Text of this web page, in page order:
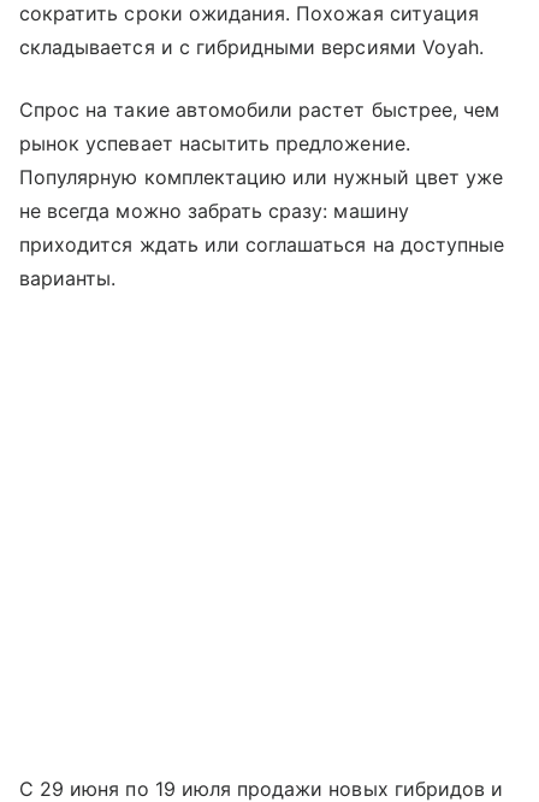
сократить сроки ожидания. Похожая ситуация
складывается и с гибридными версиями Voyah.
Спрос на такие автомобили растет быстрее, чем
рынок успевает насытить предложение.
Популярную комплектацию или нужный цвет уже
не всегда можно забрать сразу: машину
приходится ждать или соглашаться на доступные
варианты.
С 29 июня по 19 июля продажи новых гибридов и